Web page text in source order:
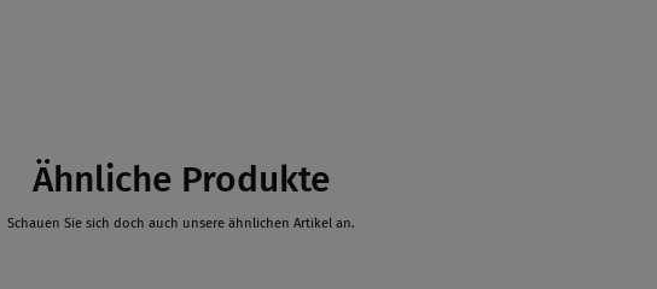
Ähnliche Produkte
Schauen Sie sich doch auch unsere ähnlichen Artikel an.